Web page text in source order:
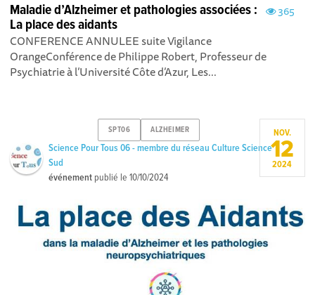
365
Maladie d’Alzheimer et pathologies associées :
La place des aidants
CONFERENCE ANNULEE suite Vigilance
Orange Conférence de Philippe Robert, Professeur de
Psychiatrie à l’Université Côte d’Azur, ​Les...
SPT06 ALZHEIMER
Science Pour Tous 06 - membre du réseau Culture Science
Sud
événement publié le10/10/2024
NOV.
12
2024